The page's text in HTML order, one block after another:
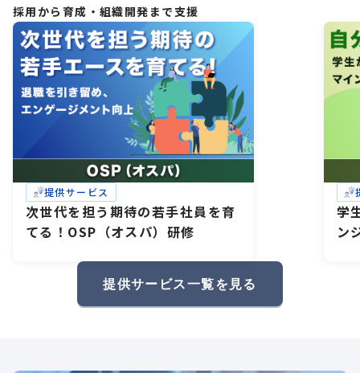
採用から育成・組織開発まで支援
提供サービス
次世代を担う期待の若手社員を育
てる！OSP（オスパ）研修
学
ン
提供サービス一覧を見る